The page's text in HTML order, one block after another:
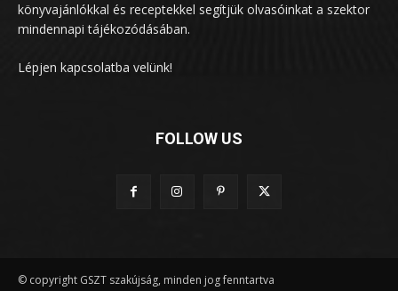
könyvajánlókkal és receptekkel segítjük olvasóinkat a szektor
mindennapi tájékozódásában.
Lépjen kapcsolatba velünk!
FOLLOW US
© copyright GSZT szakújság, minden jog fenntartva